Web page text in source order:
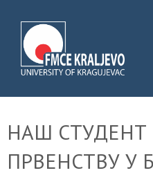
НАШ СТУДЕНТ
ПРВЕНСТВУ У